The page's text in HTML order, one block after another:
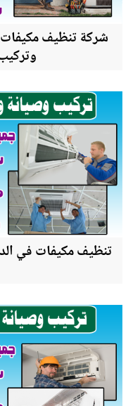
شركة تنظيف مكيفات
تنظيف مكيفات في